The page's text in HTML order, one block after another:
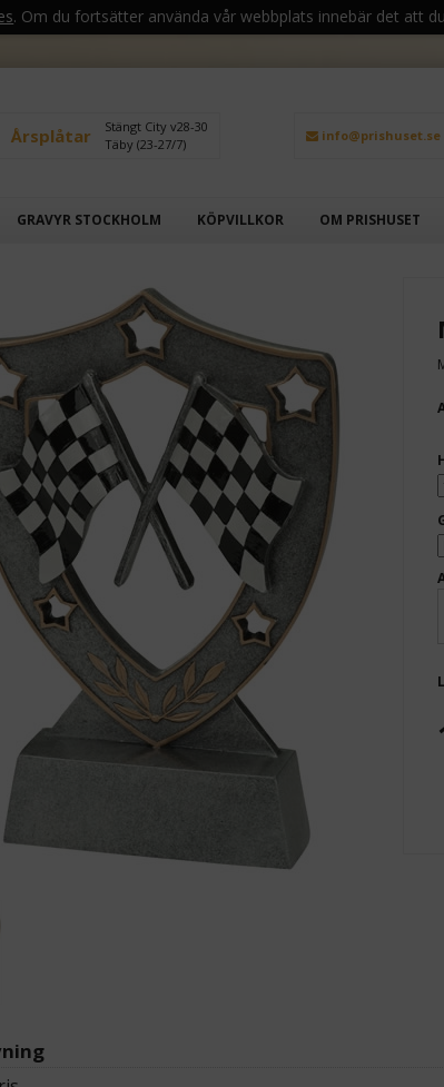
. Om du fortsätter använda vår webbplats innebär det att
Årsplåtar
Stängt City v28-30
Täby (23-27/7)
info@prishuset.se
GRAVYR STOCKHOLM KÖPVILLKOR OM PRISHUSET